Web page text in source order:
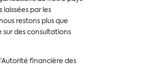
par les
restons plus que
des consultations
financière des